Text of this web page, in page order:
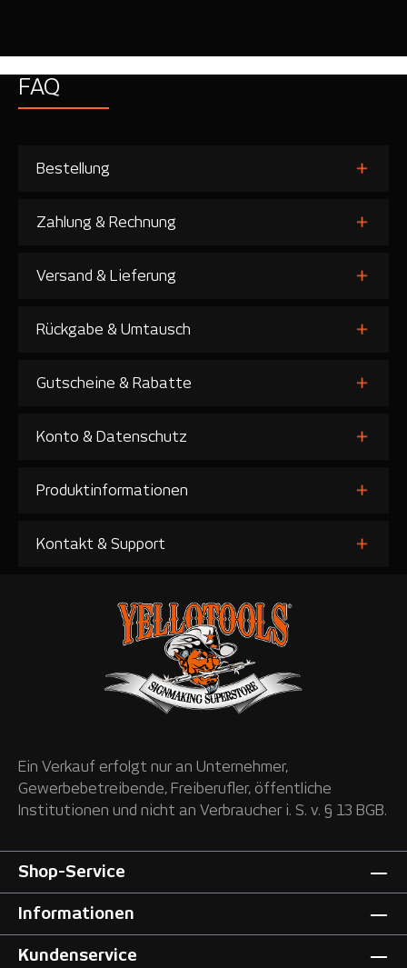
FAQ
Bestellung
Zahlung & Rechnung
Versand & Lieferung
Rückgabe & Umtausch
Gutscheine & Rabatte
Konto & Datenschutz
Produktinformationen
Kontakt & Support
Ein Verkauf erfolgt nur an Unternehmer,
Gewerbebetreibende, Freiberufler, öffentliche
Institutionen und nicht an Verbraucher i. S. v. § 13 BGB.
Shop-Service
Informationen
Kundenservice